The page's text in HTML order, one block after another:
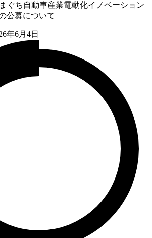
ぐち自動車産業電動化イノベーション
公募について
年6月4日